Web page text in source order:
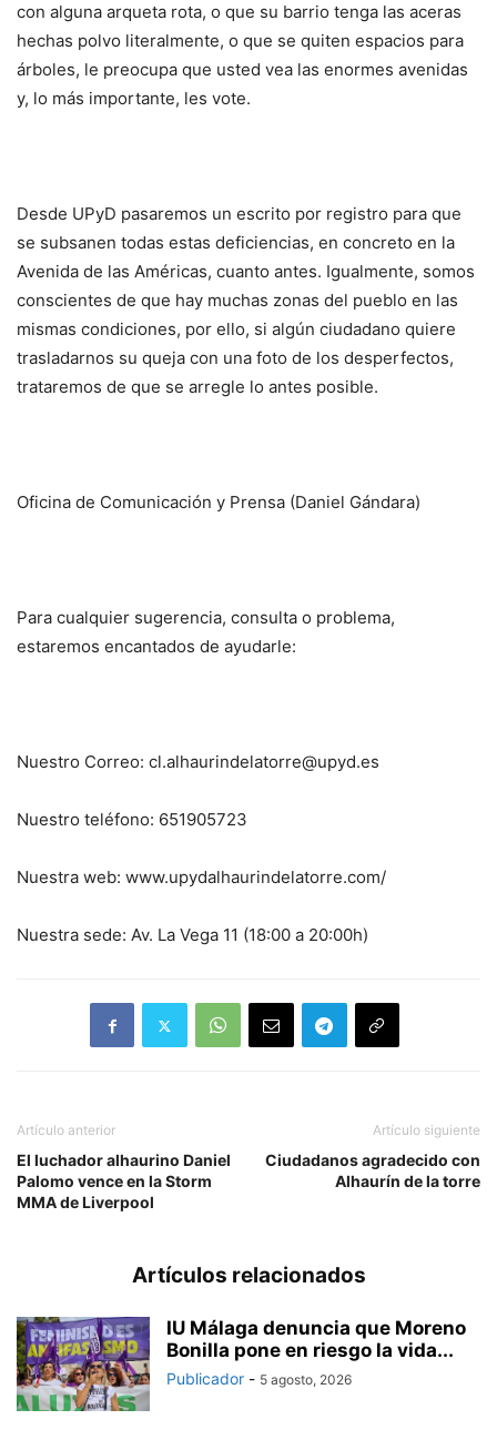
con alguna arqueta rota, o que su barrio tenga las aceras
hechas polvo literalmente, o que se quiten espacios para
árboles, le preocupa que usted vea las enormes avenidas
y, lo más importante, les vote.
Desde UPyD pasaremos un escrito por registro para que
se subsanen todas estas deficiencias, en concreto en la
Avenida de las Américas, cuanto antes. Igualmente, somos
conscientes de que hay muchas zonas del pueblo en las
mismas condiciones, por ello, si algún ciudadano quiere
trasladarnos su queja con una foto de los desperfectos,
trataremos de que se arregle lo antes posible.
Oficina de Comunicación y Prensa (Daniel Gándara)
Para cualquier sugerencia, consulta o problema,
estaremos encantados de ayudarle:
Nuestro Correo: cl.alhaurindelatorre@upyd.es
Nuestro teléfono: 651905723
Nuestra web: www.upydalhaurindelatorre.com/
Nuestra sede: Av. La Vega 11 (18:00 a 20:00h)
Artículo anterior
El luchador alhaurino Daniel
Palomo vence en la Storm
MMA de Liverpool
Artículo siguiente
Ciudadanos agradecido con
Alhaurín de la torre
Artículos relacionados
IU Málaga denuncia que Moreno
Bonilla pone en riesgo la vida...
Publicador - 5 agosto, 2026